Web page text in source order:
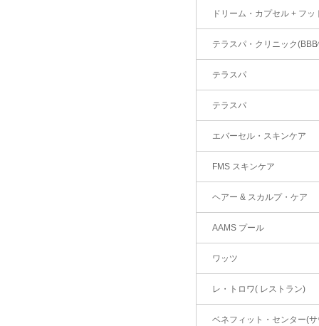
ドリーム・カプセル + フ
テラスパ・クリニック
テラスパ
テラスパ
エバーセル・スキンケア
FMS スキンケア
ヘアー & スカルプ・ケア
AAMS プール
ワッツ
レ・トロワ( レストラン)
ベネフィット・センター(